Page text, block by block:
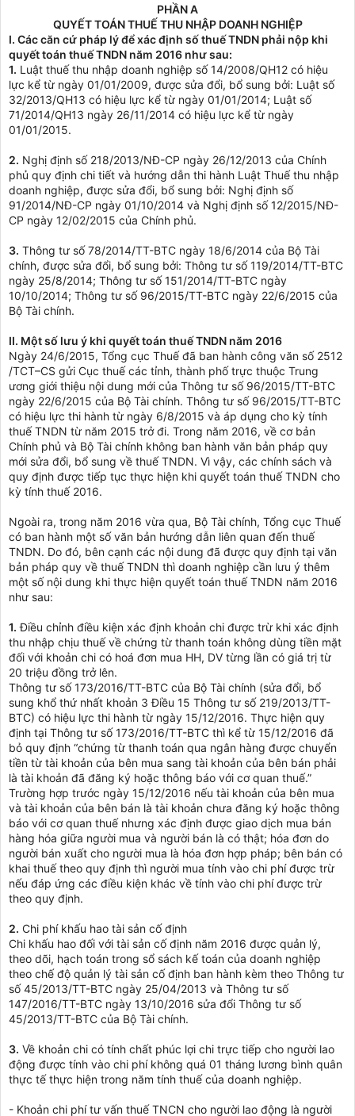
PHẦN A
QUYẾT TOÁN THUẾ THU NHẬP DOANH NGHIỆP
I. Các căn cứ pháp lý để xác định số thuế TNDN phải nộp khi
quyết toán thuế TNDN năm 2016 như sau:
1. Luật thuế thu nhập doanh nghiệp số 14/2008/QH12 có hiệu
lực kể từ ngày 01/01/2009, được sửa đổi, bổ sung bởi: Luật số
32/2013/QH13 có hiệu lực kể từ ngày 01/01/2014; Luật số
71/2014/QH13 ngày 26/11/2014 có hiệu lực kể từ ngày
01/01/2015.
2. Nghị định số 218/2013/NĐ-CP ngày 26/12/2013 của Chính
phủ quy định chi tiết và hướng dẫn thi hành Luật Thuế thu nhập
doanh nghiệp, được sửa đổi, bổ sung bởi: Nghị định số
91/2014/NĐ-CP ngày 01/10/2014 và Nghị định số 12/2015/NĐ-
CP ngày 12/02/2015 của Chính phủ.
3. Thông tư số 78/2014/TT-BTC ngày 18/6/2014 của Bộ Tài
chính, được sửa đổi, bổ sung bởi: Thông tư số 119/2014/TT-BTC
ngày 25/8/2014; Thông tư số 151/2014/TT-BTC ngày
10/10/2014; Thông tư số 96/2015/TT-BTC ngày 22/6/2015 của
Bộ Tài chính.
II. Một số lưu ý khi quyết toán thuế TNDN năm 2016
Ngày 24/6/2015, Tổng cục Thuế đã ban hành công văn số 2512
/TCT–CS gửi Cục thuế các tỉnh, thành phố trực thuộc Trung
ương giới thiệu nội dung mới của Thông tư số 96/2015/TT-BTC
ngày 22/6/2015 của Bộ Tài chính. Thông tư số 96/2015/TT-BTC
có hiệu lực thi hành từ ngày 6/8/2015 và áp dụng cho kỳ tính
thuế TNDN từ năm 2015 trở đi. Trong năm 2016, về cơ bản
Chính phủ và Bộ Tài chính không ban hành văn bản pháp quy
mới sửa đổi, bổ sung về thuế TNDN. Vì vậy, các chính sách và
quy định được tiếp tục thực hiện khi quyết toán thuế TNDN cho
kỳ tính thuế 2016.
Ngoài ra, trong năm 2016 vừa qua, Bộ Tài chính, Tổng cục Thuế
có ban hành một số văn bản hướng dẫn liên quan đến thuế
TNDN. Do đó, bên cạnh các nội dung đã được quy định tại văn
bản pháp quy về thuế TNDN thì doanh nghiệp cần lưu ý thêm
một số nội dung khi thực hiện quyết toán thuế TNDN năm 2016
như sau:
1. Điều chỉnh điều kiện xác định khoản chi được trừ khi xác định
thu nhập chịu thuế về chứng từ thanh toán không dùng tiền mặt
đối với khoản chi có hoá đơn mua HH, DV từng lần có giá trị từ
20 triệu đồng trở lên.
Thông tư số 173/2016/TT-BTC của Bộ Tài chính (sửa đổi, bổ
sung khổ thứ nhất khoản 3 Điều 15 Thông tư số 219/2013/TT-
BTC) có hiệu lực thi hành từ ngày 15/12/2016. Thực hiện quy
định tại Thông tư số 173/2016/TT-BTC thì kể từ 15/12/2016 đã
bỏ quy định “chứng từ thanh toán qua ngân hàng được chuyển
tiền từ tài khoản của bên mua sang tài khoản của bên bán phải
là tài khoản đã đăng ký hoặc thông báo với cơ quan thuế.”
Trường hợp trước ngày 15/12/2016 nếu tài khoản của bên mua
và tài khoản của bên bán là tài khoản chưa đăng ký hoặc thông
báo với cơ quan thuế nhưng xác định được giao dịch mua bán
hàng hóa giữa người mua và người bán là có thật; hóa đơn do
người bán xuất cho người mua là hóa đơn hợp pháp; bên bán có
khai thuế theo quy định thì người mua tính vào chi phí được trừ
nếu đáp ứng các điều kiện khác về tính vào chi phí được trừ
theo quy định.
2. Chi phí khấu hao tài sản cố định
Chi khấu hao đối với tài sản cố định năm 2016 được quản lý,
theo dõi, hạch toán trong sổ sách kế toán của doanh nghiệp
theo chế độ quản lý tài sản cố định ban hành kèm theo Thông tư
số 45/2013/TT-BTC ngày 25/04/2013 và Thông tư số
147/2016/TT-BTC ngày 13/10/2016 sửa đổi Thông tư số
45/2013/TT-BTC của Bộ Tài chính.
3. Về khoản chi có tính chất phúc lợi chi trực tiếp cho người lao
động được tính vào chi phí không quá 01 tháng lương bình quân
thực tế thực hiện trong năm tính thuế của doanh nghiệp.
- Khoản chi phí tư vấn thuế TNCN cho người lao động là người